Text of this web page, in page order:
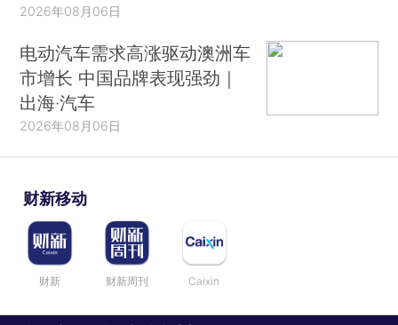
2026年08月06日
电动汽车需求高涨驱动澳洲车
市增长 中国品牌表现强劲｜
出海·汽车
2026年08月06日
财新移动
财新 财新周刊 Caixin